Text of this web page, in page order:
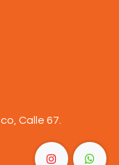
Calle 67.